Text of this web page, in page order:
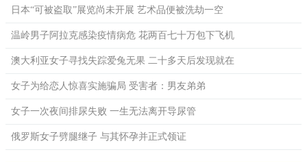
变。
格雷斯称，尽管她们母女二人数次有过争执，但争执过后，
她会从中吸取教训，并且回头思考，尽力弄清楚引发争吵的原
日本“可被盗取”展览尚未开展 艺术品便被洗劫一空
温岭男子阿拉克感染疫情病危 花两百七十万包下飞机
澳大利亚女子寻找失踪爱兔无果 二十多天后发现就在
女子为给恋人惊喜实施骗局 受害者：男友弟弟
女子一次夜间排尿失败 一生无法离开导尿管
俄罗斯女子劈腿继子 与其怀孕并正式领证